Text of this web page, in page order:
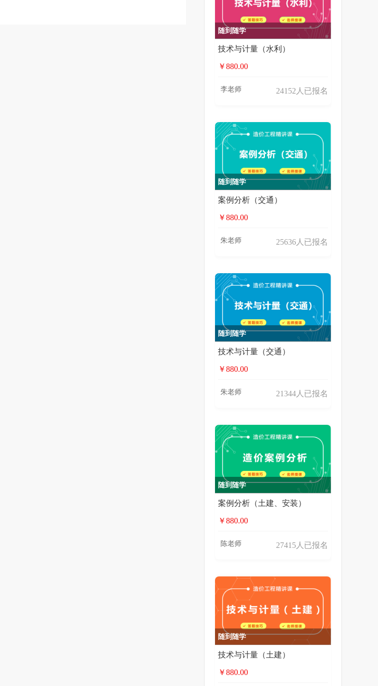
随到随学
技术与计量（水利）
￥880.00
李老师 24152人已报名
随到随学
案例分析（交通）
￥880.00
朱老师 25636人已报名
随到随学
技术与计量（交通）
￥880.00
朱老师 21344人已报名
随到随学
案例分析（土建、安装）
￥880.00
陈老师 27415人已报名
随到随学
技术与计量（土建）
￥880.00